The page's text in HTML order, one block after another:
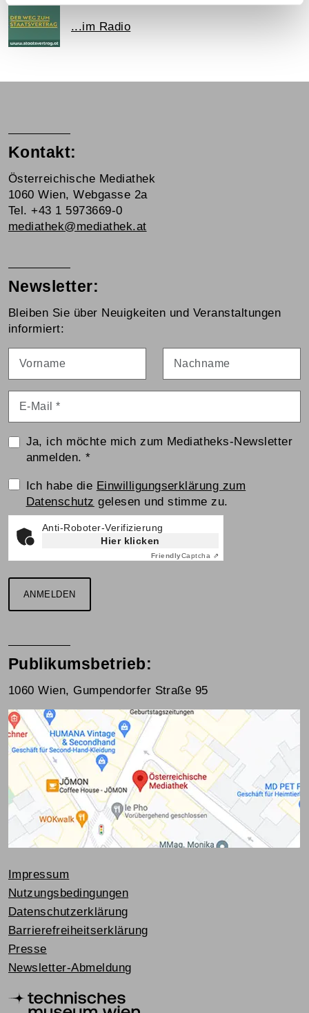
...im Radio
Kontakt:
Österreichische Mediathek
1060 Wien, Webgasse 2a
Tel. +43 1 5973669-0
mediathek@mediathek.at
Newsletter:
Bleiben Sie über Neuigkeiten und Veranstaltungen
informiert:
Ja, ich möchte mich zum Mediatheks-Newsletter
anmelden.*
Einwilligungserklärung
Ich habe die Einwilligungserklärung zum
Datenschutz gelesen und stimme zu.
Anti-Roboter-Verifizierung
Hier klicken
FriendlyCaptcha ⇗
ANMELDEN
Publikumsbetrieb:
1060 Wien, Gumpendorfer Straße 95
Impressum
Nutzungsbedingungen
Datenschutzerklärung
Barrierefreiheitserklärung
Presse
Newsletter-Abmeldung